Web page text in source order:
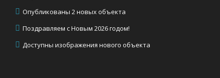
Опубликованы 2 новых объекта
Поздравляем с Новым 2026 годом!
Доступны изображения нового объекта